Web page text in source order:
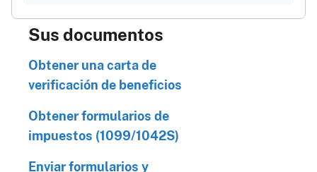
Sus documentos
Obtener una carta de
verificación de beneficios
Obtener formularios de
impuestos (1099/1042S)
Enviar formularios y